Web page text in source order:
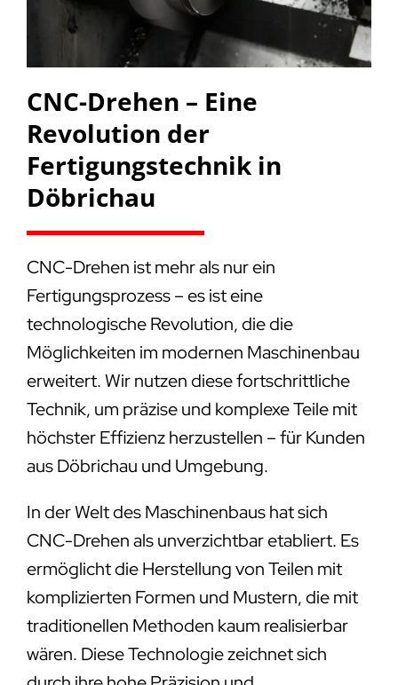
CNC-Drehen – Eine
Revolution der
Fertigungstechnik in
Döbrichau
CNC-Drehen ist mehr als nur ein
Fertigungsprozess – es ist eine
technologische Revolution, die die
Möglichkeiten im modernen Maschinenbau
erweitert. Wir nutzen diese fortschrittliche
Technik, um präzise und komplexe Teile mit
höchster Effizienz herzustellen – für Kunden
aus Döbrichau und Umgebung.
In der Welt des Maschinenbaus hat sich
CNC-Drehen als unverzichtbar etabliert. Es
ermöglicht die Herstellung von Teilen mit
komplizierten Formen und Mustern, die mit
traditionellen Methoden kaum realisierbar
wären. Diese Technologie zeichnet sich